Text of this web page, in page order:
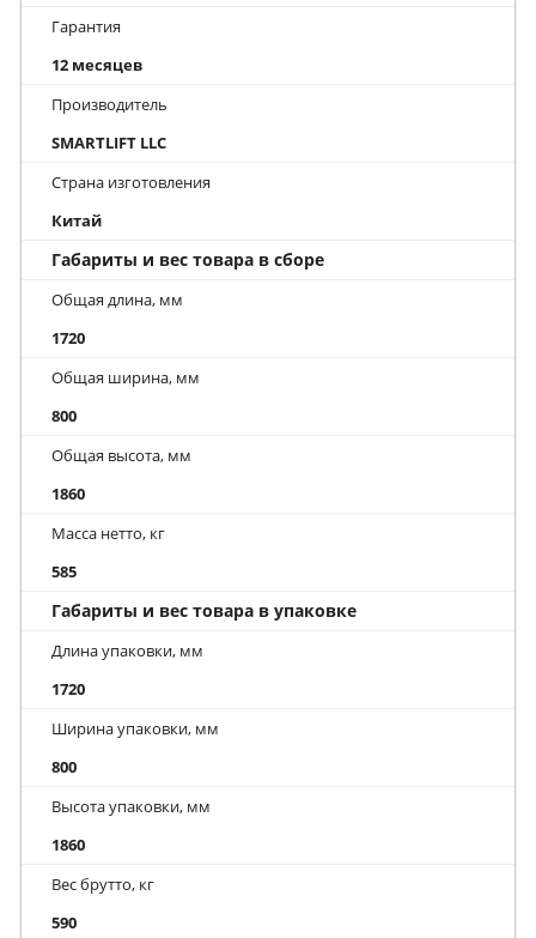
Гарантия
12 месяцев
Производитель
SMARTLIFT LLC
Страна изготовления
Китай
Габариты и вес товара в сборе
Общая длина, мм
1720
Общая ширина, мм
800
Общая высота, мм
1860
Масса нетто, кг
585
Габариты и вес товара в упаковке
Длина упаковки, мм
1720
Ширина упаковки, мм
800
Высота упаковки, мм
1860
Вес брутто, кг
590